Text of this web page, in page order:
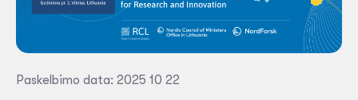
Paskelbimo data: 2025 10 22